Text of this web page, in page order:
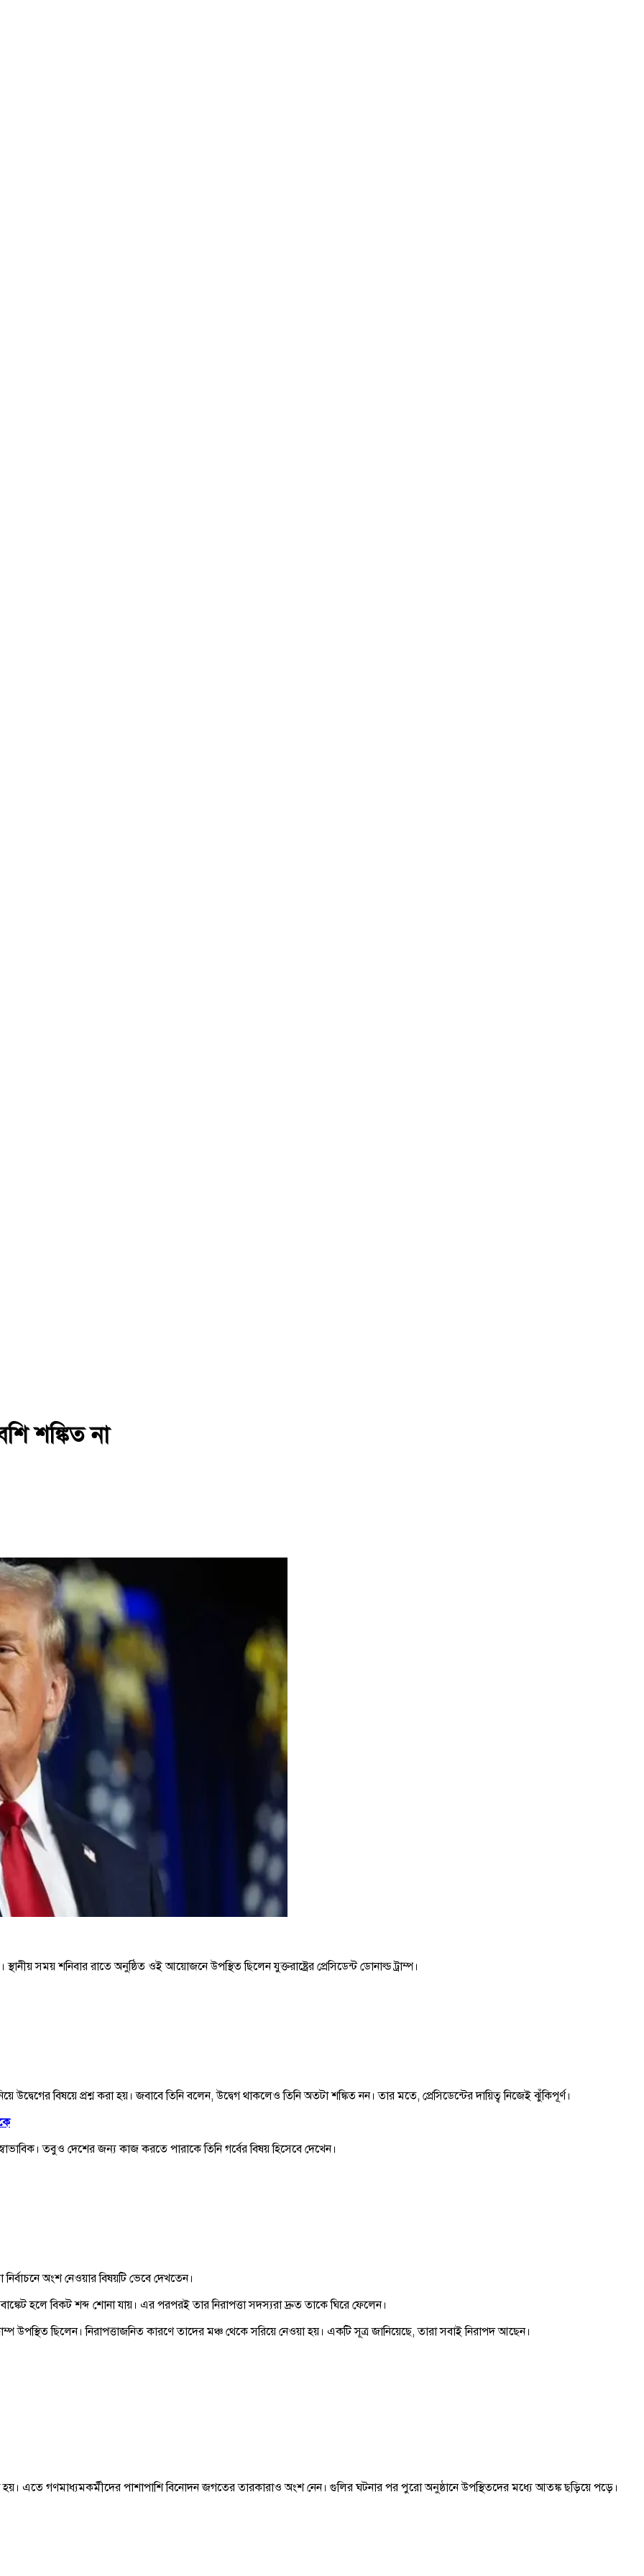
শঙ্কিত না
সময় শনিবার রাতে অনুষ্ঠিত ওই আয়োজনে উপস্থিত ছিলেন যুক্তরাষ্ট্রের প্রেসিডেন্ট ডোনাল্ড ট্রাম্প।
উদ্বেগের বিষয়ে প্রশ্ন করা হয়। জবাবে তিনি বলেন, উদ্বেগ থাকলেও তিনি অতটা শঙ্কিত নন। তার মতে, প্রেসিডেন্টের দায়িত্ব নিজেই ঝুঁকিপূর্ণ।
তবুও দেশের জন্য কাজ করতে পারাকে তিনি গর্বের বিষয় হিসেবে দেখেন।
অংশ নেওয়ার বিষয়টি ভেবে দেখতেন।
বাঙ্কেট হলে বিকট শব্দ শোনা যায়। এর পরপরই তার নিরাপত্তা সদস্যরা দ্রুত তাকে ঘিরে ফেলেন।
উপস্থিত ছিলেন। নিরাপত্তাজনিত কারণে তাদের মঞ্চ থেকে সরিয়ে নেওয়া হয়। একটি সূত্র জানিয়েছে, তারা সবাই নিরাপদ আছেন।
এতে গণমাধ্যমকর্মীদের পাশাপাশি বিনোদন জগতের তারকারাও অংশ নেন। গুলির ঘটনার পর পুরো অনুষ্ঠানে উপস্থিতদের মধ্যে আতঙ্ক ছড়িয়ে পড়ে।